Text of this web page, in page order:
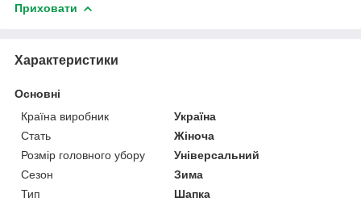
Приховати
Характеристики
Основні
Країна виробник
Україна
Стать
Жіноча
Розмір головного убору
Універсальний
Сезон
Зима
Тип
Шапка